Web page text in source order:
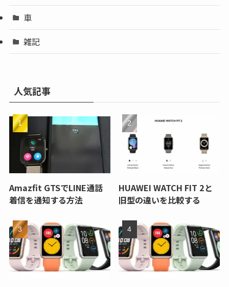
車
雑記
人気記事
Amazfit GTSでLINE通話
着信を通知する方法
HUAWEI WATCH FIT 2と
旧型の違いを比較する